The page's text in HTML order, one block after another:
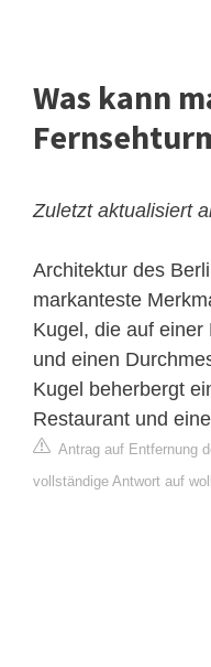
Was kann
Zuletzt aktualisiert
Architektur des
markanteste
Kugel, die auf
und einen
Kugel beherbergt
Restaurant und
Antrag auf Entfernung
vollständige Antwort auf